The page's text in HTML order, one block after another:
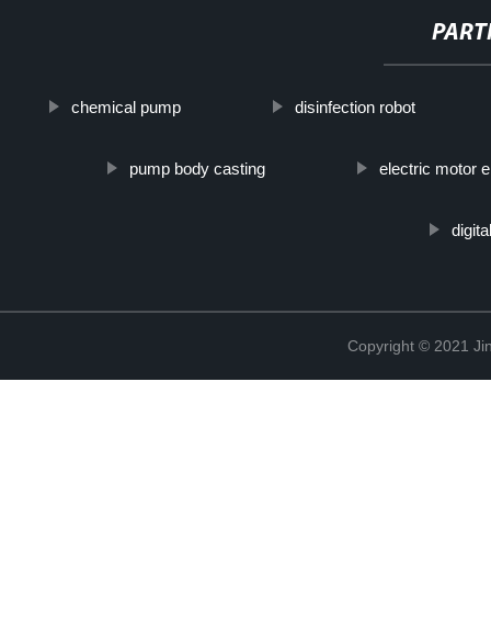
chemical pump disinfection robot
pump body casting electric motor
Copyright © 2021